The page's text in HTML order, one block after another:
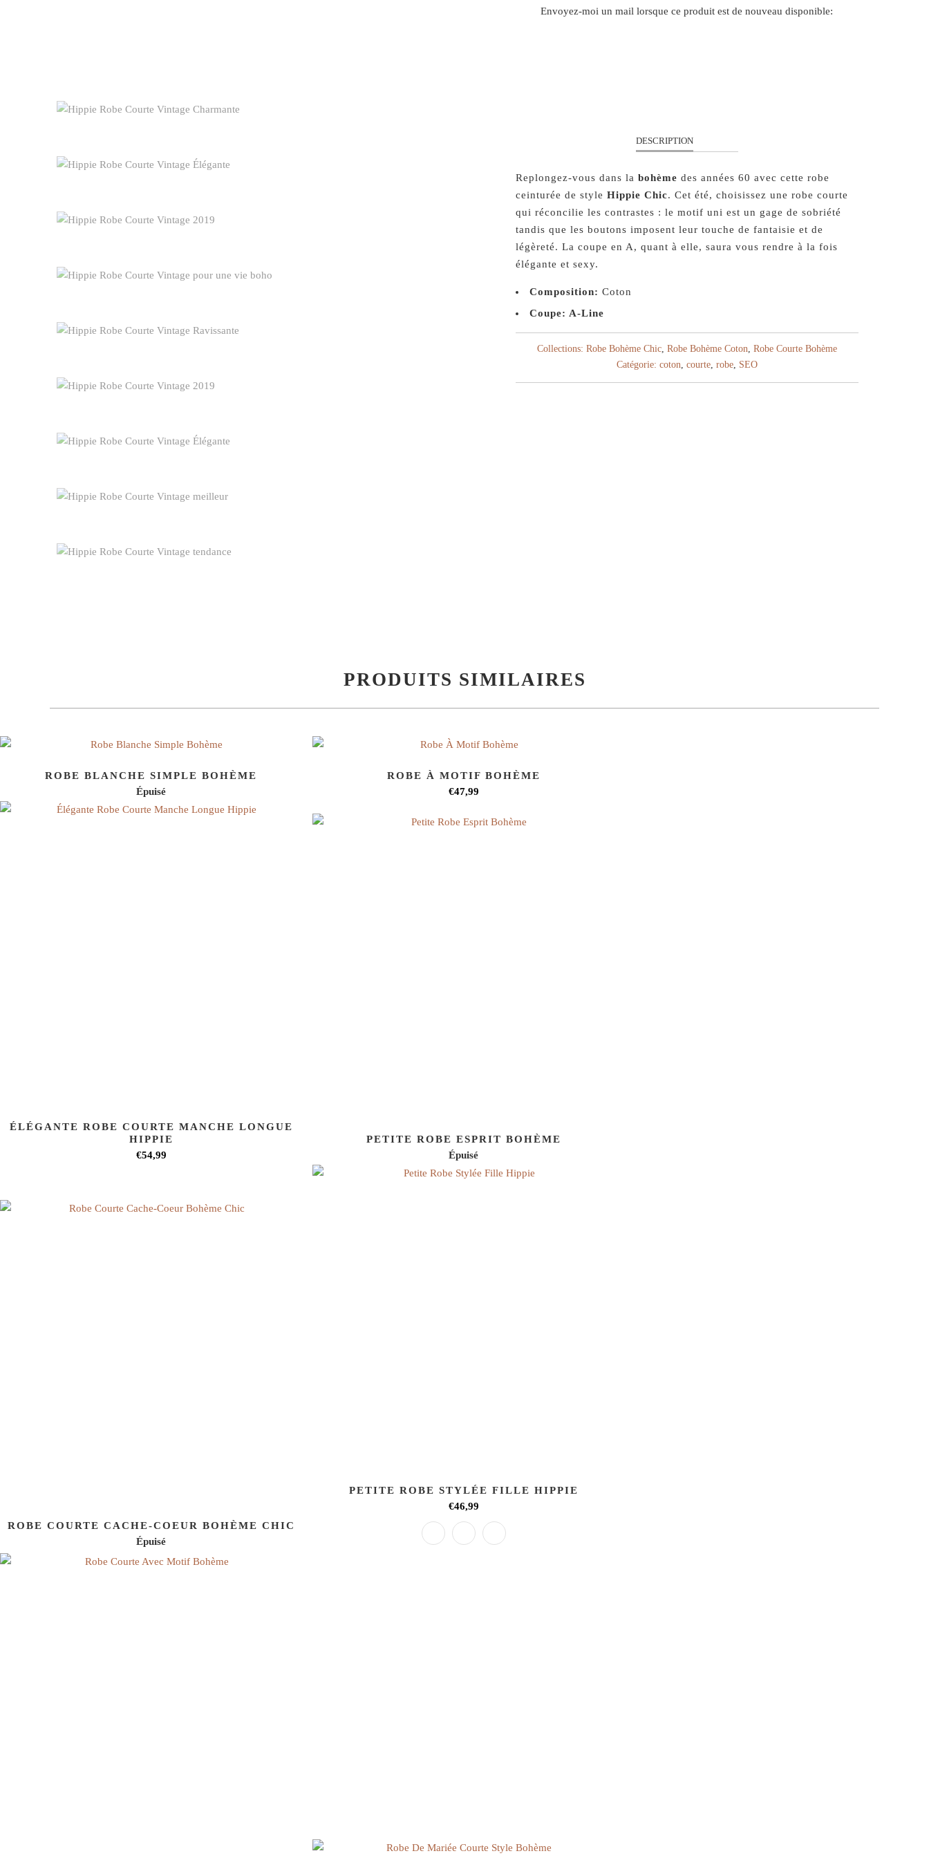
TRANSLATION
Envoyez-moi un mail lorsque ce produit est de nouveau disponible:
DESCRIPTION
Replongez-vous dans la bohème des années 60 avec cette robe
ceinturée de style Hippie Chic. Cet été, choisissez une robe courte
qui réconcilie les contrastes : le motif uni est un gage de sobriété
tandis que les boutons imposent leur touche de fantaisie et de
légèreté. La coupe en A, quant à elle, saura vous rendre à la fois
élégante et sexy.
Composition: Coton
Coupe: A-Line
Collections: Robe Bohème Chic, Robe Bohème Coton, Robe Courte Bohème
Catégorie: coton, courte, robe, SEO
PRODUITS SIMILAIRES
ROBE BLANCHE SIMPLE BOHÈME
Épuisé
ROBE À MOTIF BOHÈME
€47,99
ÉLÉGANTE ROBE COURTE MANCHE LONGUE
HIPPIE
€54,99
PETITE ROBE ESPRIT BOHÈME
Épuisé
ROBE COURTE CACHE-COEUR BOHÈME CHIC
Épuisé
PETITE ROBE STYLÉE FILLE HIPPIE
€46,99